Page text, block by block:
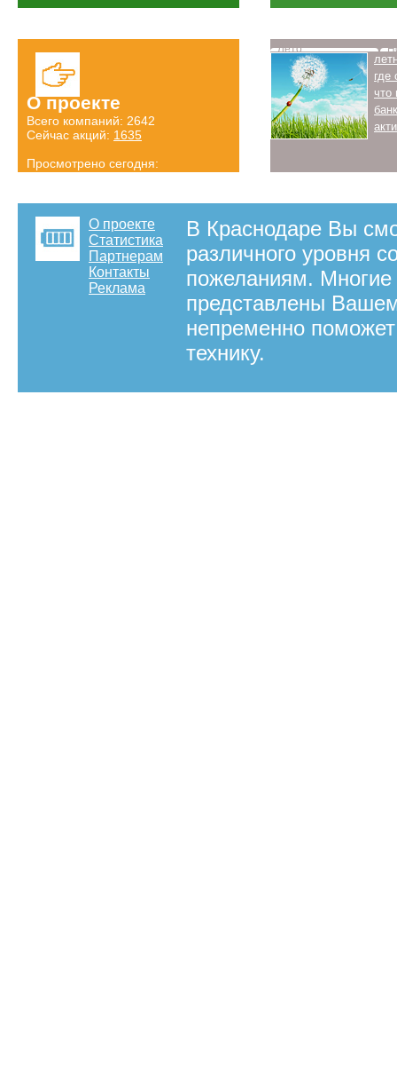
О проекте
Всего компаний: 2642
Сейчас акций: 1635
Просмотрено сегодня:
Лето
где
что
О проекте
Статистика
Партнерам
Контакты
Реклама
В Краснодаре Вы
различного уровня
пожеланиям. Многие
представлены
непременно
технику.